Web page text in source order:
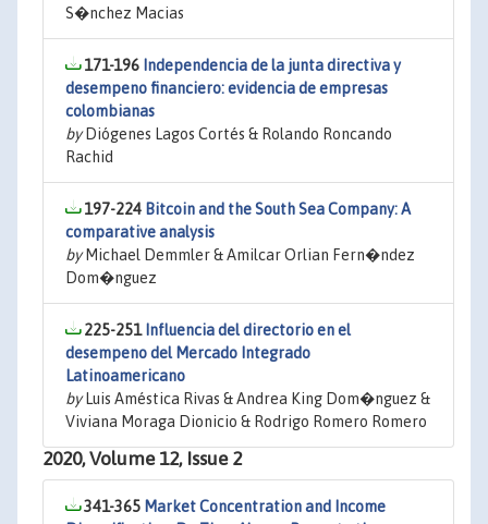
S�nchez Macias
171-196 Independencia de la junta directiva y
desempeno financiero: evidencia de empresas
colombianas
byDiógenes Lagos Cortés & Rolando Roncando
Rachid
197-224 Bitcoin and the South Sea Company: A
comparative analysis
byMichael Demmler & Amilcar Orlian Fern�ndez
Dom�nguez
225-251 Influencia del directorio en el
desempeno del Mercado Integrado
Latinoamericano
byLuis Améstica Rivas & Andrea King Dom�nguez &
Viviana Moraga Dionicio & Rodrigo Romero Romero
2020, Volume 12, Issue 2
341-365 Market Concentration and Income